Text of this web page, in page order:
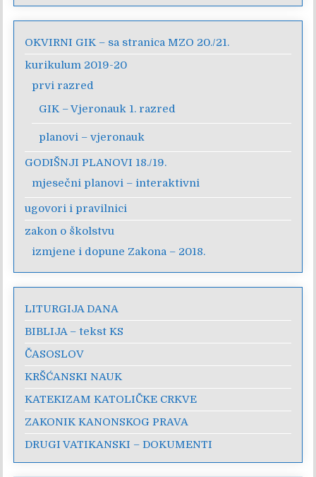
OKVIRNI GIK – sa stranica MZO 20./21.
kurikulum 2019-20
prvi razred
GIK – Vjeronauk 1. razred
planovi – vjeronauk
GODIŠNJI PLANOVI 18./19.
mjesečni planovi – interaktivni
ugovori i pravilnici
zakon o školstvu
izmjene i dopune Zakona – 2018.
LITURGIJA DANA
BIBLIJA – tekst KS
ČASOSLOV
KRŠĆANSKI NAUK
KATEKIZAM KATOLIČKE CRKVE
ZAKONIK KANONSKOG PRAVA
DRUGI VATIKANSKI – DOKUMENTI